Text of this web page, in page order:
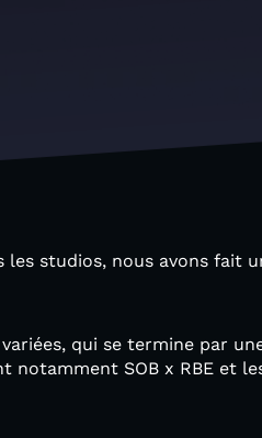
les studios, nous avons fait
qui se termine par
notamment SOB x RBE et